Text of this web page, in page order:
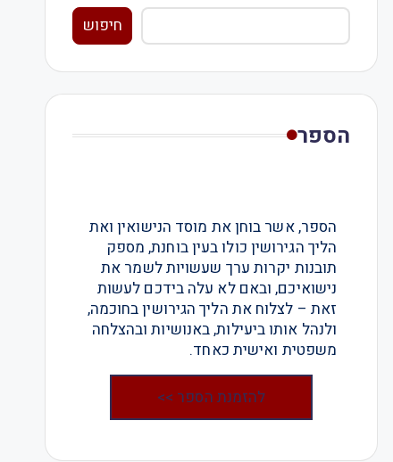
חיפוש
הספר
הספר, אשר בוחן את מוסד הנישואין ואת
הליך הגירושין כולו בעין בוחנת, מספק
תובנות יקרות ערך שעשויות לשמר את
נישואיכם, ובאם לא עלה בידכם לעשות
זאת – לצלוח את הליך הגירושין בחוכמה,
ולנהל אותו ביעילות, באנושיות ובהצלחה
משפטית ואישית כאחד.
להזמנת הספר >>